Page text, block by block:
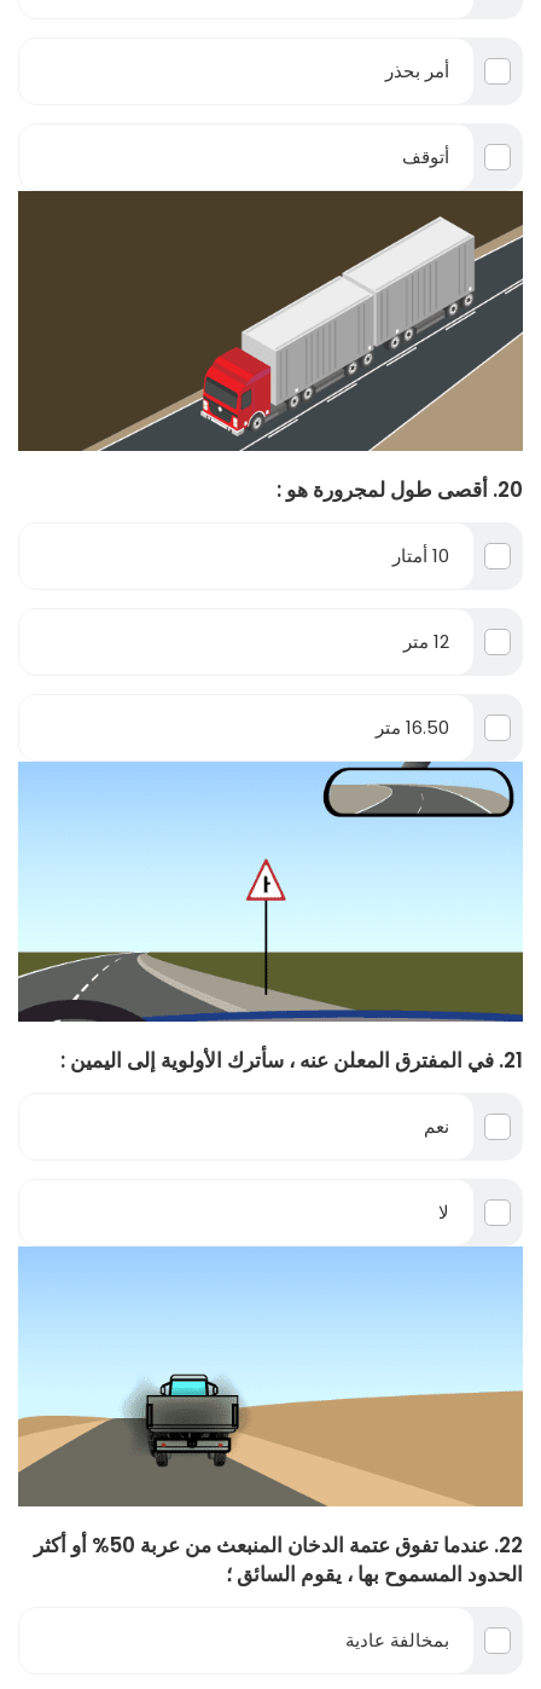
أمر بحذر
أتوقف
20. أقصى طول لمجرورة هو :
10 أمتار
12 متر
16.50 متر
21. في المفترق المعلن عنه ، سأترك الأولوية إلى اليمين :
نعم
لا
22. عندما تفوق عتمة الدخان المنبعث من عربة 50% أو أكثر
الحدود المسموح بها ، يقوم السائق ؛
بمخالفة عادية